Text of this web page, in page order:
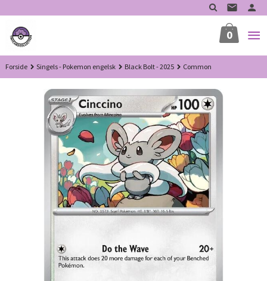
til
innholdet
0
Forside Singels - Pokemon engelsk Black Bolt - 2025 Common